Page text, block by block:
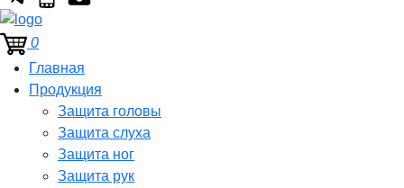
0
Главная
Продукция
Защита головы
Защита слуха
Защита ног
Защита рук